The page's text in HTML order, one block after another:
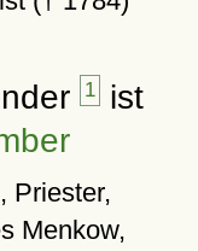
1 ist
Priester,
Menkow,